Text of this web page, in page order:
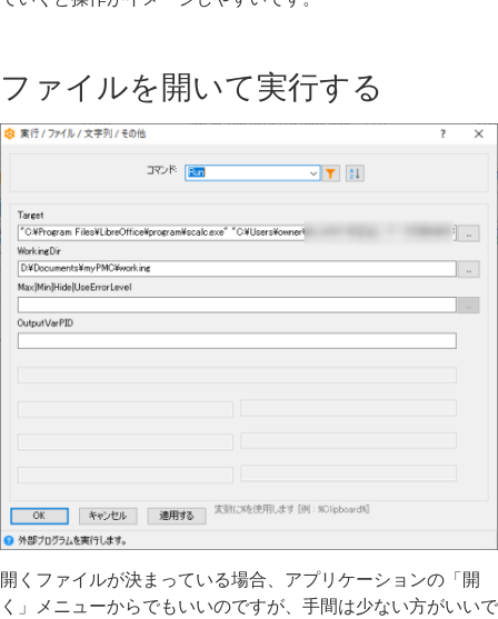
ファイルを開いて実行する
開くファイルが決まっている場合、アプリケーションの「開
く」メニューからでもいいのですが、手間は少ない方がいいで